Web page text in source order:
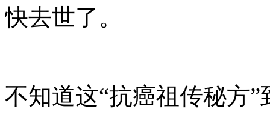
快去世了。
不知道这“抗癌祖传秘方